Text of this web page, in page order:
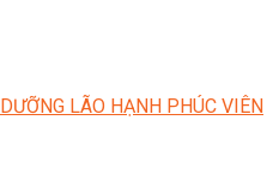
LÃO HẠNH PHÚC VIÊN